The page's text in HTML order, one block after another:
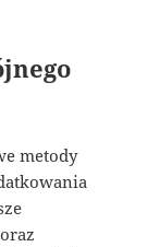
metody